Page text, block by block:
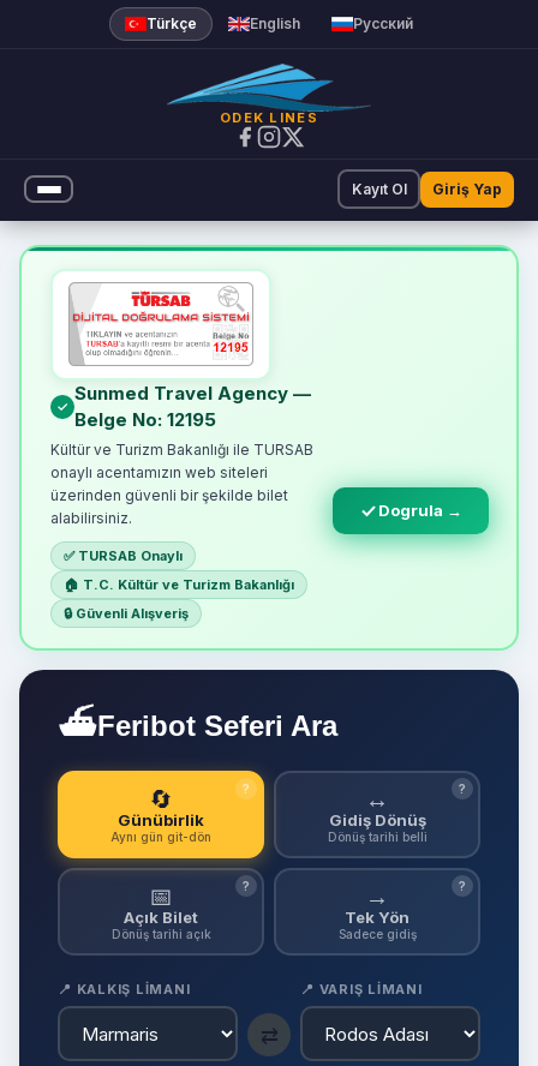
Türkçe English Русский
ODEK LINES
Kayıt Ol Giriş Yap
Online Feribot Bileti | Odek
Sunmed Travel Agency —
Belge No: 12195
Kültür ve Turizm Bakanlığı ile TURSAB
onaylı acentamızın web siteleri
üzerinden güvenli bir şekilde bilet
alabilirsiniz.
✅ TURSAB Onaylı
🏠 T.C. Kültür ve Turizm Bakanlığı
🔒 Güvenli Alışveriş
Dogrula →
⛴Feribot Seferi Ara
🔄
Günübirlik
Aynı gün git-dön
? ↔
Gidiş Dönüş
Dönüş tarihi belli
?
📅
Açık Bilet
Dönüş tarihi açık
? →
Tek Yön
Sadece gidiş
?
📍 KALKIŞ LIMANI
⇄
📍 VARIŞ LIMANI